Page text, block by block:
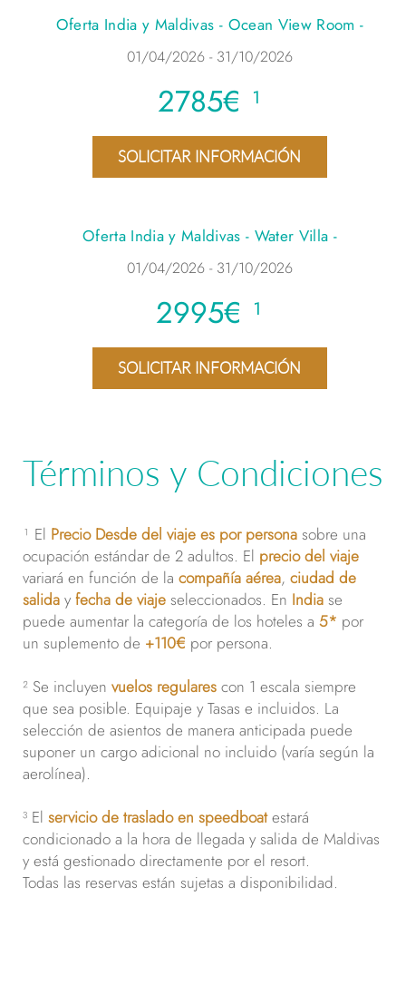
Oferta India y Maldivas - Ocean View Room -
01/04/2026 - 31/10/2026
2785€ ¹
SOLICITAR INFORMACIÓN
Oferta India y Maldivas - Water Villa -
01/04/2026 - 31/10/2026
2995€ ¹
SOLICITAR INFORMACIÓN
Términos y Condiciones
¹ El Precio Desde del viaje es por persona sobre una
ocupación estándar de 2 adultos. El precio del viaje
variará en función de la compañía aérea, ciudad de
salida y fecha de viaje seleccionados. En India se
puede aumentar la categoría de los hoteles a 5* por
un suplemento de +110€ por persona.
² Se incluyen vuelos regulares con 1 escala siempre
que sea posible. Equipaje y Tasas e incluidos. La
selección de asientos de manera anticipada puede
suponer un cargo adicional no incluido (varía según la
aerolínea).
³ El servicio de traslado en speedboatestará
condicionado a la hora de llegada y salida de Maldivas
y está gestionado directamente por el resort.
Todas las reservas están sujetas a disponibilidad.